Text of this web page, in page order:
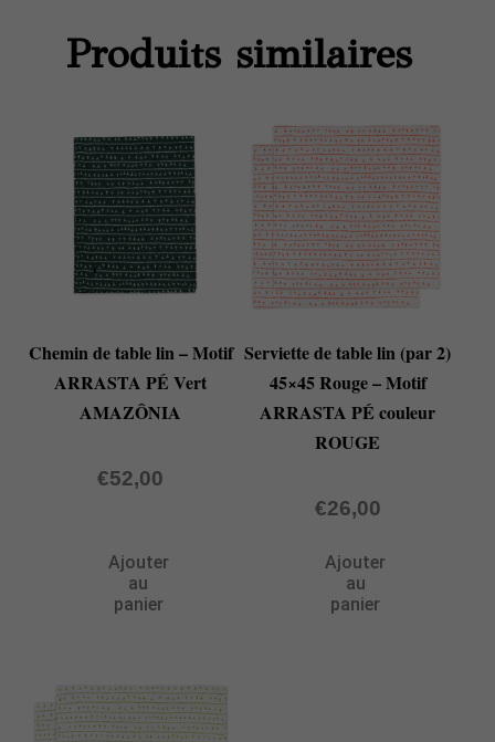
Produits similaires
Chemin de table lin – Motif
ARRASTA PÉ Vert
AMAZÔNIA
€52,00
Ajouter
au
panier
Serviette de table lin (par 2)
45×45 Rouge – Motif
ARRASTA PÉ couleur
ROUGE
€26,00
Ajouter
au
panier